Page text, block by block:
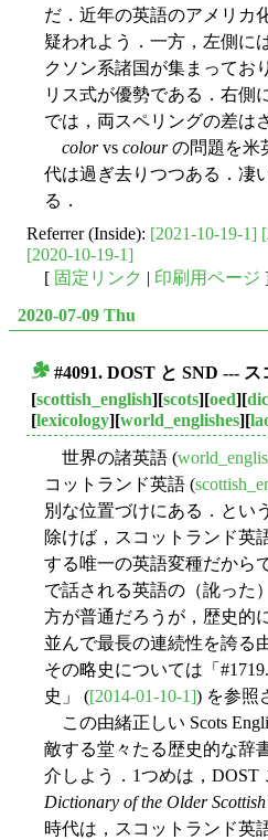
だ．近年の英語のアメリカ
疑われよう．一方，左側に
クソン系諸国が集まってお
リス式が優勢である．右側
では，両スペリングの差は
colorvs colourの問題を米
代は過ぎ去りつつある．凄
る．
Referrer (Inside): [2021-10-19-1]
[2020-10-19-1]
[ 固定リンク | 印刷用ページ
2020-07-09 Thu
#4091. DOST と SND ---
[scottish_english][scots][oed][
[lexicology][world_englishes][
世界の諸英語 (
コットランド英語 (
別な位置づけにある．とい
除けば，スコットランド英
する唯一の英語変種だから
で話される英語の（訛った
方が普通だろうが，歴史的
並んで最長の連続性を誇る
その略史については「
史」 ([2014-01-10-1]) を参照
この由緒正しい Scots
敵する堂々たる歴史的な辞
介しよう．1つめは，DOST
Dictionary of the Older Scottish
時代は，スコットランド英